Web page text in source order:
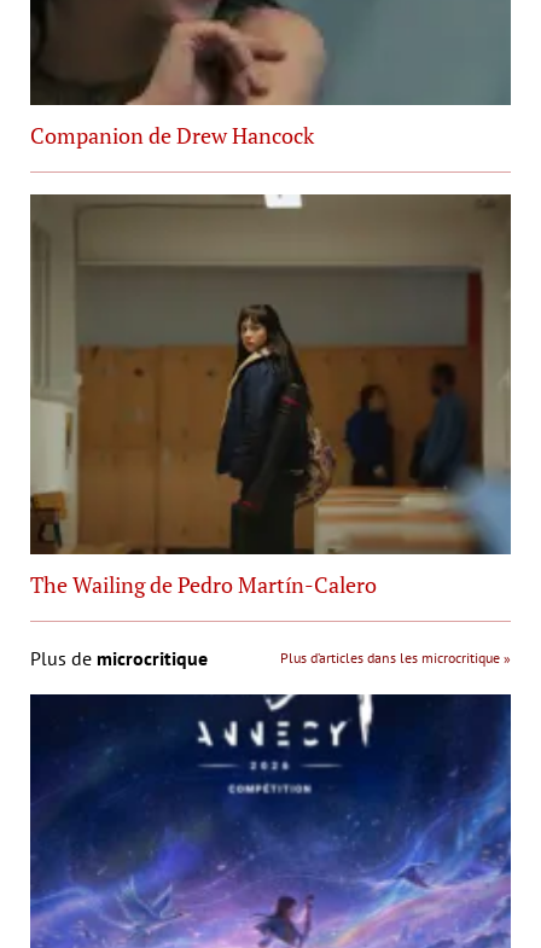
Companion de Drew Hancock
The Wailing de Pedro Martín-Calero
Plus de microcritique Plus d’articles dans les microcritique »